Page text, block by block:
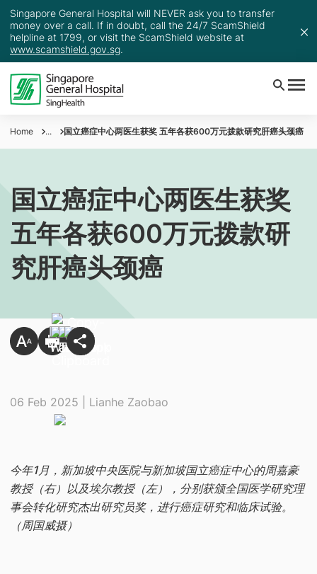
Singapore General Hospital will NEVER ask you to transfer
money over a call. If in doubt, call the 24/7 ScamShield
helpline at 1799, or visit the ScamShield website at
www.scamshield.gov.sg.
Home ... 国立癌症中心两医生获奖 五年各获600万元拨款研究肝癌头颈癌
国立癌症中心两医生获奖
五年各获600万元拨款研
究肝癌头颈癌
06 Feb 2025 | Lianhe Zaobao
今年1月，新加坡中央医院与新加坡国立癌症中心的周嘉豪
教授（右）以及埃尔教授（左），分别获颁全国医学研究理
事会转化研究杰出研究员奖，进行癌症研究和临床试验。
（周国威摄）